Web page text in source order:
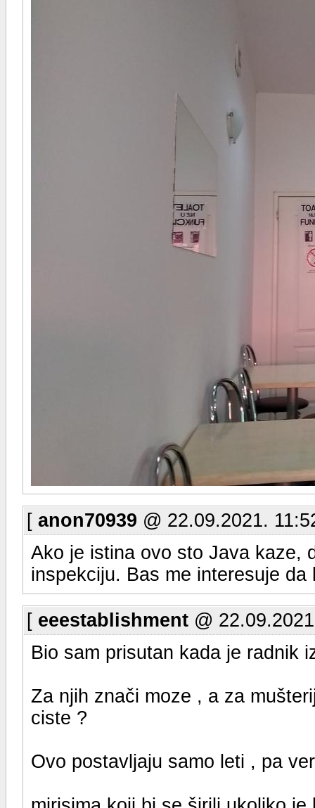
[ anon70939 @ 22.09.2021.
Ako je istina ovo sto Java kaze,
inspekciju. Bas me interesuje da
[ eeestablishment @
Bio sam prisutan kada je radnik
Za njih znači moze , a za
ciste ?
Ovo postavljaju samo leti , pa